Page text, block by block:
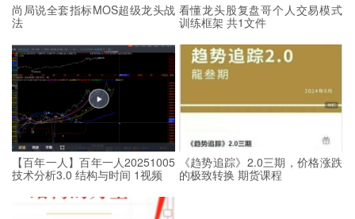
尚局说全套指标MOS超级龙头战
法
看懂龙头股复盘哥个人交易模式
训练框架 共1文件
【百年一人】百年一人20251005
技术分析3.0 结构与时间 1视频
《趋势追踪》2.0三期，价格涨跌
的极致转换 期货课程